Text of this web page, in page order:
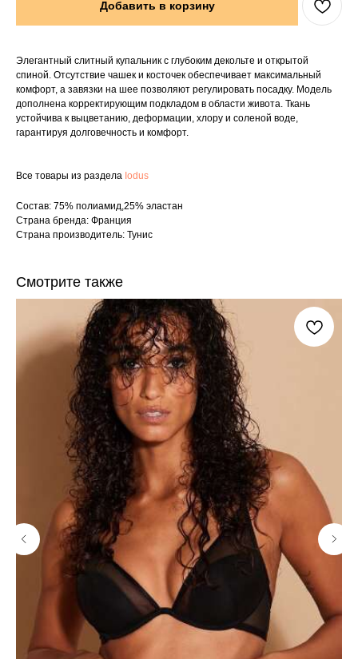
Добавить в корзину
Элегантный слитный купальник с глубоким декольте и открытой
спиной. Отсутствие чашек и косточек обеспечивает максимальный
комфорт, а завязки на шее позволяют регулировать посадку. Модель
дополнена корректирующим подкладом в области живота. Ткань
устойчива к выцветанию, деформации, хлору и соленой воде,
гарантируя долговечность и комфорт.
Все товары из раздела Iodus
Состав: 75% полиамид,25% эластан
Страна бренда: Франция
Страна производитель: Тунис
Смотрите также